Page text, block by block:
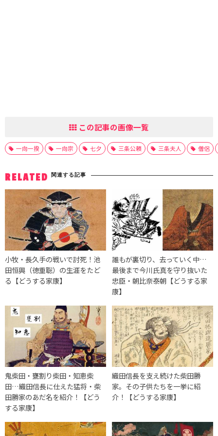
この記事の画像一覧
一向一揆 一向宗 七夕 三条公頼 三条夫人 僧侶
RELATED 関連する記事
小牧・長久手の戦いで討死！池
田恒興（徳重聡）の生涯をたど
る【どうする家康】
誰もが裏切り、去っていく中…
最後まで今川氏真を守り抜いた
忠臣・朝比奈泰朝【どうする家
康】
鬼柴田・甕割り柴田・知恵柴
田…織田信長に仕えた猛将・柴
田勝家のあだ名を紹介！【どう
する家康】
織田信長を支え続けた柴田勝
家。その子供たちを一挙に紹
介！【どうする家康】